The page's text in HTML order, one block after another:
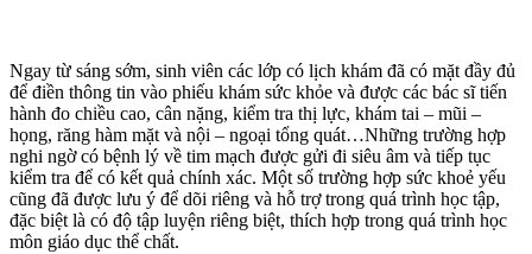
Ngay từ sáng sớm, sinh viên các lớp có lịch khám đã có mặt đầy đủ
để điền thông tin vào phiếu khám sức khỏe và được các bác sĩ tiến
hành đo chiều cao, cân nặng, kiểm tra thị lực, khám tai – mũi –
họng, răng hàm mặt và nội – ngoại tổng quát…Những trường hợp
nghi ngờ có bệnh lý về tim mạch được gửi đi siêu âm và tiếp tục
kiểm tra để có kết quả chính xác. Một số trường hợp sức khoẻ yếu
cũng đã được lưu ý để dõi riêng và hỗ trợ trong quá trình học tập,
đặc biệt là có độ tập luyện riêng biệt, thích hợp trong quá trình học
môn giáo dục thể chất.